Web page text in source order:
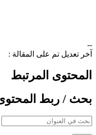
--
آخر تعديل تم على المقالة :
المحتوى المرتبط
بحث / ربط